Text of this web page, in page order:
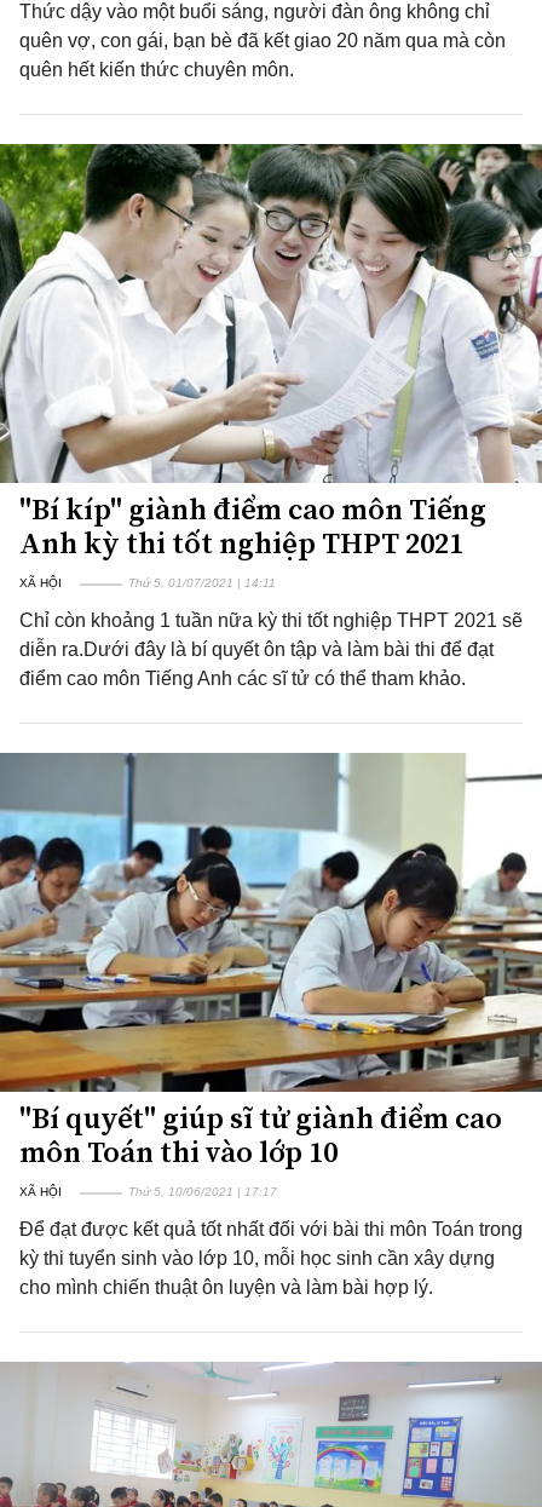
Thức dậy vào một buổi sáng, người đàn ông không chỉ
quên vợ, con gái, bạn bè đã kết giao 20 năm qua mà còn
quên hết kiến thức chuyên môn.
"Bí kíp" giành điểm cao môn Tiếng
Anh kỳ thi tốt nghiệp THPT 2021
XÃ HỘI Thứ 5, 01/07/2021 | 14:11
Chỉ còn khoảng 1 tuần nữa kỳ thi tốt nghiệp THPT 2021 sẽ
diễn ra.Dưới đây là bí quyết ôn tập và làm bài thi để đạt
điểm cao môn Tiếng Anh các sĩ tử có thể tham khảo.
"Bí quyết" giúp sĩ tử giành điểm cao
môn Toán thi vào lớp 10
XÃ HỘI Thứ 5, 10/06/2021 | 17:17
Để đạt được kết quả tốt nhất đối với bài thi môn Toán trong
kỳ thi tuyển sinh vào lớp 10, mỗi học sinh cần xây dựng
cho mình chiến thuật ôn luyện và làm bài hợp lý.